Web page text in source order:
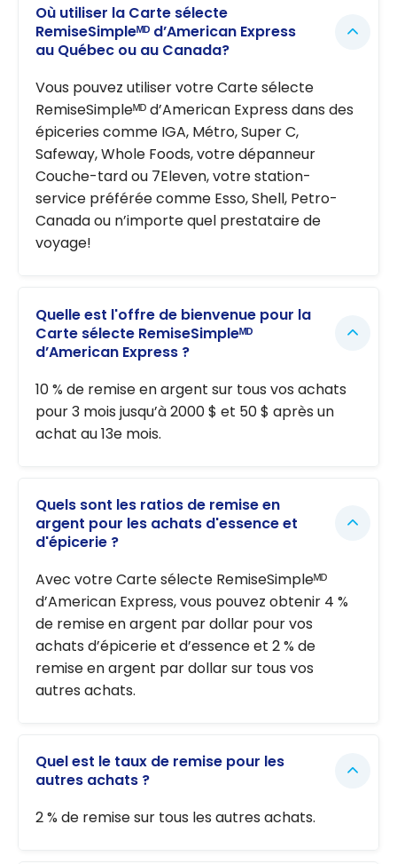
Où utiliser la Carte sélecte
RemiseSimpleᴹᴰ d’American Express
au Québec ou au Canada?
Vous pouvez utiliser votre Carte sélecte
RemiseSimpleᴹᴰ d’American Express dans des
épiceries comme IGA, Métro, Super C,
Safeway, Whole Foods, votre dépanneur
Couche-tard ou 7Eleven, votre station-
service préférée comme Esso, Shell, Petro-
Canada ou n’importe quel prestataire de
voyage!
Quelle est l'offre de bienvenue pour la
Carte sélecte RemiseSimpleᴹᴰ
d’American Express ?
10 % de remise en argent sur tous vos achats
pour 3 mois jusqu’à 2000 $ et 50 $ après un
achat au 13e mois.
Quels sont les ratios de remise en
argent pour les achats d'essence et
d'épicerie ?
Avec votre Carte sélecte RemiseSimpleᴹᴰ
d’American Express, vous pouvez obtenir 4 %
de remise en argent par dollar pour vos
achats d’épicerie et d’essence et 2 % de
remise en argent par dollar sur tous vos
autres achats.
Quel est le taux de remise pour les
autres achats ?
2 % de remise sur tous les autres achats.